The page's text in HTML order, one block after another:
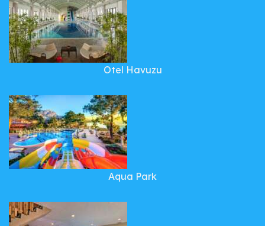
Otel Havuzu
Aqua Park